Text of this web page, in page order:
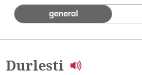
general
Durlesti